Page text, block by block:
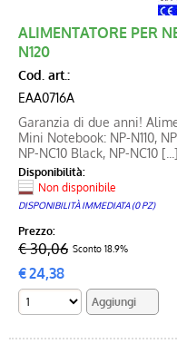
ALIMENTATORE PER
N120
Cod. art.:
EAA0716A
Garanzia di due anni!
Mini Notebook: NP-N110,
NP-NC10 Black, NP-NC10 [...]
Disponibilità:
Non disponibile
DISPONIBILITÀ IMMEDIATA (0 PZ)
Prezzo:
€ 30,06 Sconto 18.9%
€24,38